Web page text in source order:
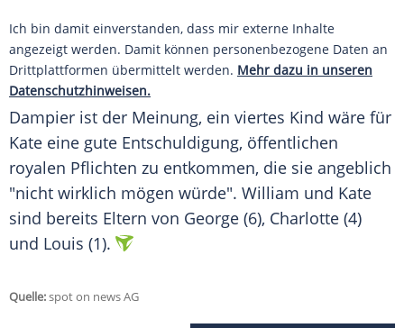
Ich bin damit einverstanden, dass mir externe Inhalte
angezeigt werden. Damit können personenbezogene Daten an
Drittplattformen übermittelt werden. Mehr dazu in unseren
Datenschutzhinweisen.
Dampier ist der Meinung, ein viertes Kind wäre für
Kate eine gute Entschuldigung, öffentlichen
royalen Pflichten zu entkommen, die sie angeblich
"nicht wirklich mögen würde". William und Kate
sind bereits Eltern von George (6), Charlotte (4)
und Louis (1).
Quelle:spot on news AG